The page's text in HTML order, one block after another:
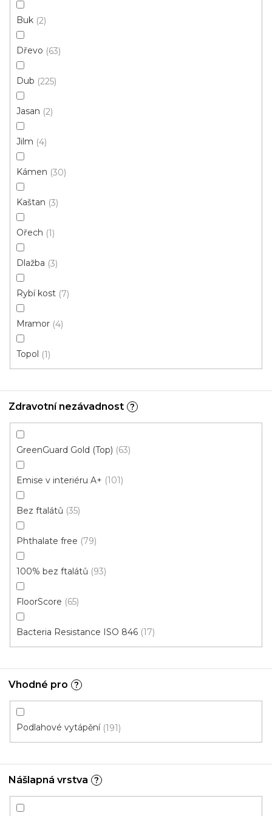
Buk 2
Dřevo 63
Dub 225
Jasan 2
Jilm 4
Kámen 30
Kaštan 3
Ořech 1
Dlažba 3
Rybí kost 7
Mramor 4
Topol 1
Zdravotní nezávadnost ?
GreenGuard Gold (Top) 63
Emise v interiéru A+ 101
Bez ftalátů 35
Phthalate free 79
100% bez ftalátů 93
FloorScore 65
Bacteria Resistance ISO 846 17
Vhodné pro ?
Podlahové vytápění 191
Nášlapná vrstva ?
Fix Standard D (lepená)
Prémiová kvalita
Cenový hit
Vinylová podlaha MODULEO ROOTS 55 EIR
Galway Oak 87832
Skladem externě, odesíláme do 2-3 dnů
749 Kč
Měrná
206,79 Kč / 1 m2
Fix Standard D (lepená)
Doporučujeme
Vinylové dílce Purello CLIC 30 V Silento RIGID
Skladem, ihned k odeslání
735 Kč
799 Kč